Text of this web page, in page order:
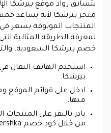
يتسابق رواد موقع بيرشكا
متجر بيرشكا لأنه يساعد
المنتجات الموثوقة بسعر
لمعرفة الطريقة المثالية
خصم بيرشكا السعودية،
استخدم الهاتف النقال
بيرشكا.
ادخل على قوائم الموقع
منها.
بادر بالنقر على
من خلال كود خصم Bershka مصر.